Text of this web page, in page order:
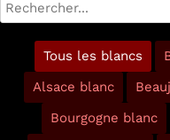
Tous les blancs
Alsace blanc
Bourgogne blanc